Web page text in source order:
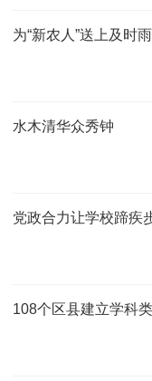
为“新农人”送上及时雨
水木清华众秀钟
党政合力让学校蹄疾
108个区县建立学科